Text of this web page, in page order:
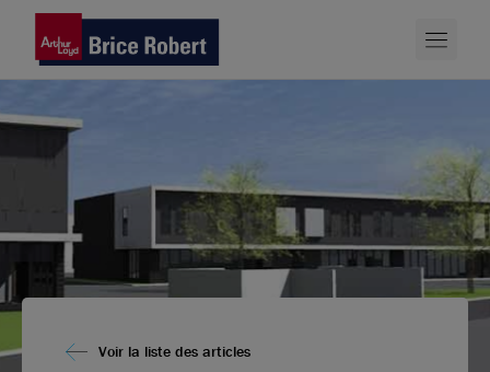
Voir la liste des articles